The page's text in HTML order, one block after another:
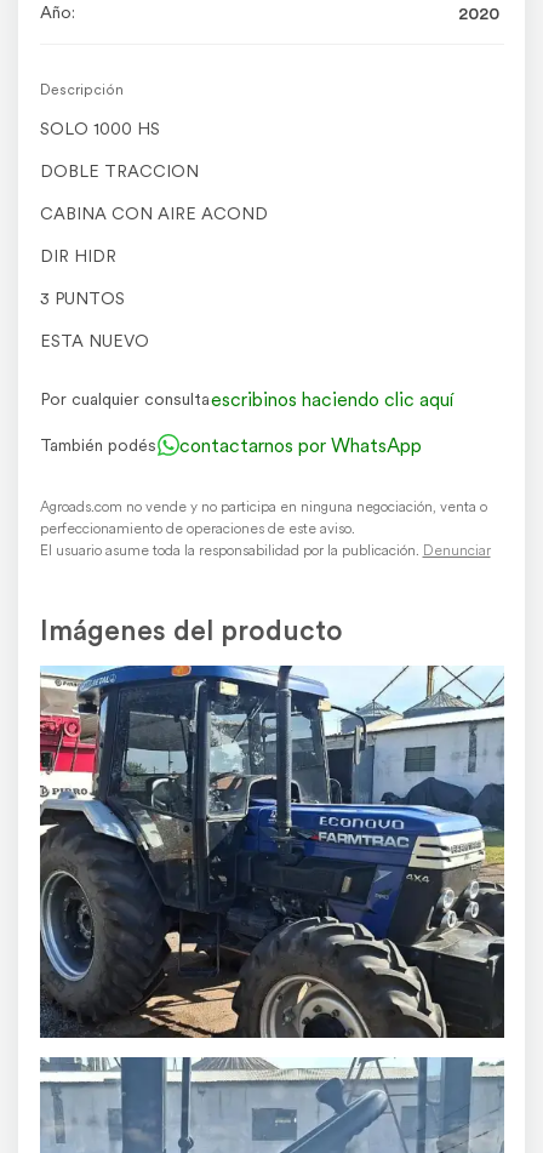
Año: 2020
Descripción
SOLO 1000 HS
DOBLE TRACCION
CABINA CON AIRE ACOND
DIR HIDR
3 PUNTOS
ESTA NUEVO
Por cualquier consultaescribinos haciendo clic aquí
También podés contactarnos por WhatsApp
Agroads.com no vende y no participa en ninguna negociación, venta o
perfeccionamiento de operaciones de este aviso.
El usuario asume toda la responsabilidad por la publicación. Denunciar
Imágenes del producto